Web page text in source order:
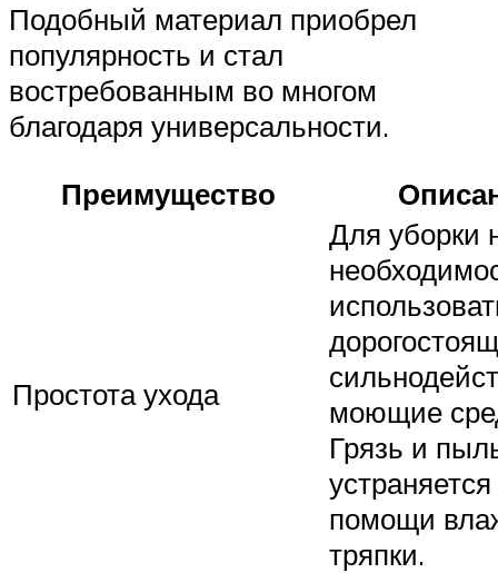
Подобный материал приобрел
популярность и стал
востребованным во многом
благодаря универсальности.
Преимущество
Простота ухода
Для уборки
моющие
Грязь и
помощи
тряпки.